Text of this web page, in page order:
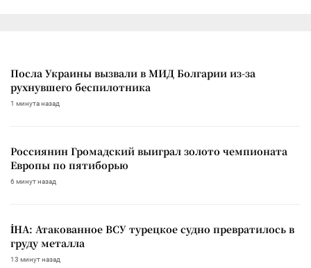
Посла Украины вызвали в МИД Болгарии из-за
рухнувшего беспилотника
1 минута назад
Россиянин Громадский выиграл золото чемпионата
Европы по пятиборью
6 минут назад
İHA: Атакованное ВСУ турецкое судно превратилось в
груду металла
13 минут назад